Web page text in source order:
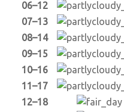
06–12
07–13
08–14
09–15
10–16
11–17
12–18